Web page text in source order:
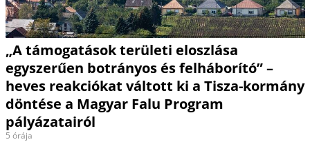
„A támogatások területi eloszlása
egyszerűen botrányos és felháborító” –
heves reakciókat váltott ki a Tisza-kormány
döntése a Magyar Falu Program
pályázatairól
5 órája